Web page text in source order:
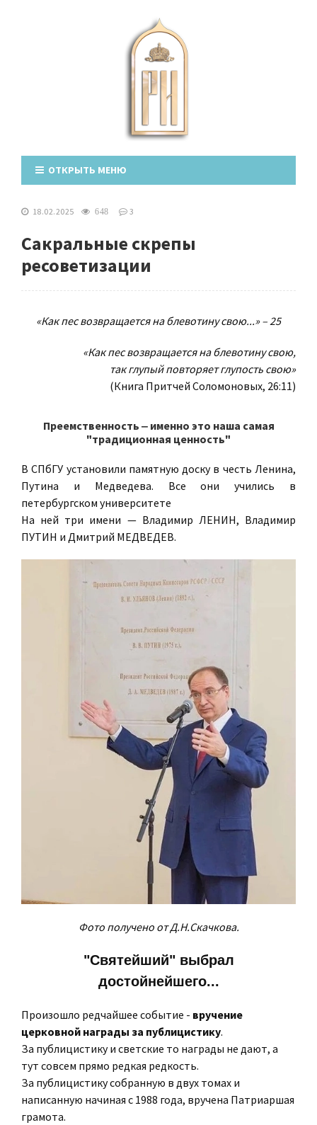
ОТКРЫТЬ МЕНЮ
18.02.2025 648 3
Сакральные скрепы
ресоветизации
«Как пес возвращается на блевотину свою...» – 25
«Как пес возвращается на блевотину свою,
так глупый повторяет глупость свою»
(Книга Притчей Соломоновых, 26:11)
Преемственность ‒ именно это наша самая
"традиционная ценность"
В СПбГУ установили памятную доску в честь Ленина,
Путина и Медведева. Все они учились в
петербургском университете
На ней три имени — Владимир ЛЕНИН, Владимир
ПУТИН и Дмитрий МЕДВЕДЕВ.
Фото получено от Д.Н.Скачкова.
"Святейший" выбрал
достойнейшего...
Произошло редчайшее событие - вручение
церковной награды за публицистику.
За публицистику и светские то награды не дают, а
тут совсем прямо редкая редкость.
За публицистику собранную в двух томах и
написанную начиная с 1988 года, вручена Патриаршая
грамота.